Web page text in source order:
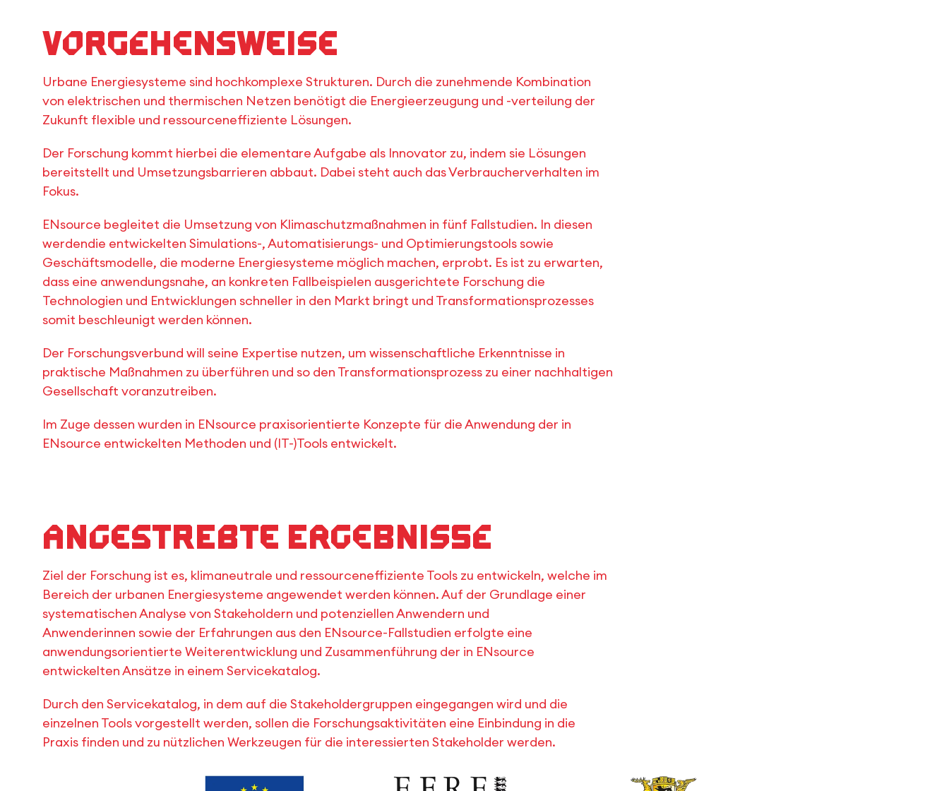
Vorgehensweise
Urbane Energiesysteme sind hochkomplexe Strukturen. Durch die zunehmende Kombination
von elektrischen und thermischen Netzen benötigt die Energieerzeugung und -verteilung der
Zukunft flexible und ressourceneffiziente Lösungen.
Der Forschung kommt hierbei die elementare Aufgabe als Innovator zu, indem sie Lösungen
bereitstellt und Umsetzungsbarrieren abbaut. Dabei steht auch das Verbraucherverhalten im
Fokus.
ENsource begleitet die Umsetzung von Klimaschutzmaßnahmen in fünf Fallstudien. In diesen
werdendie entwickelten Simulations-, Automatisierungs- und Optimierungstools sowie
Geschäftsmodelle, die moderne Energiesysteme möglich machen, erprobt. Es ist zu erwarten,
dass eine anwendungsnahe, an konkreten Fallbeispielen ausgerichtete Forschung die
Technologien und Entwicklungen schneller in den Markt bringt und Transformationsprozesses
somit beschleunigt werden können.
Der Forschungsverbund will seine Expertise nutzen, um wissenschaftliche Erkenntnisse in
praktische Maßnahmen zu überführen und so den Transformationsprozess zu einer nachhaltigen
Gesellschaft voranzutreiben.
Im Zuge dessen wurden in ENsource praxisorientierte Konzepte für die Anwendung der in
ENsource entwickelten Methoden und (IT-)Tools entwickelt.
Angestrebte Ergebnisse
Ziel der Forschung ist es, klimaneutrale und ressourceneffiziente Tools zu entwickeln, welche im
Bereich der urbanen Energiesysteme angewendet werden können. Auf der Grundlage einer
systematischen Analyse von Stakeholdern und potenziellen Anwendern und
Anwenderinnen sowie der Erfahrungen aus den ENsource-Fallstudien erfolgte eine
anwendungsorientierte Weiterentwicklung und Zusammenführung der in ENsource
entwickelten Ansätze in einem Servicekatalog.
Durch den Servicekatalog, in dem auf die Stakeholdergruppen eingegangen wird und die
einzelnen Tools vorgestellt werden, sollen die Forschungsaktivitäten eine Einbindung in die
Praxis finden und zu nützlichen Werkzeugen für die interessierten Stakeholder werden.